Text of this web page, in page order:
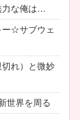
力な俺は…
ー☆サブウェ
れ）と微妙
世界を周る